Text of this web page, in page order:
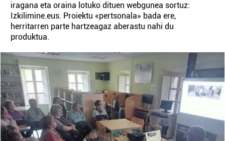
iragana eta oraina lotuko dituen webgunea sortuz:
Izkilimine.eus. Proiektu «pertsonala» bada ere,
herritarren parte hartzeagaz aberastu nahi du
produktua.